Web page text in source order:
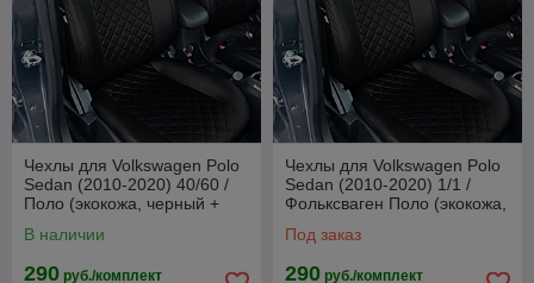
Чехлы для Volkswagen Polo
Sedan (2010-2020) 40/60 /
Поло (экокожа, черный +
В наличии
290 руб./комплект
Чехлы для Volkswagen Polo
Sedan (2010-2020) 1/1 /
Фольксваген Поло (экокожа,
Под заказ
290 руб./комплект